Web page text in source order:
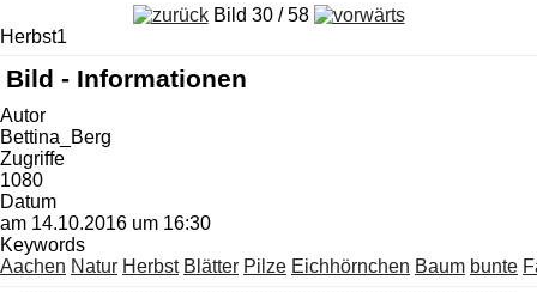
Bild 30 / 58
Herbst1
Bild - Informationen
Autor
Bettina_Berg
Zugriffe
1080
Datum
am 14.10.2016 um 16:30
Keywords
Aachen Natur Herbst Blätter Pilze Eichhörnchen Baum bunte